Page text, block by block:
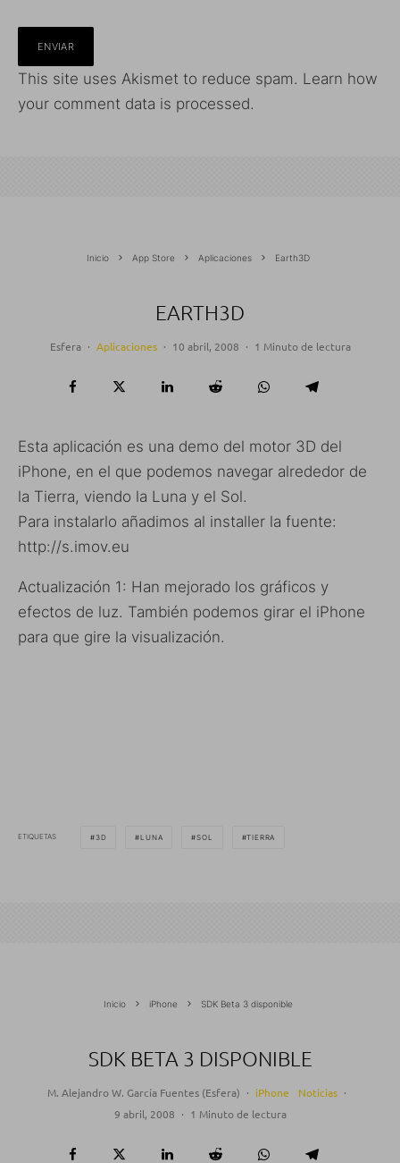
This site uses Akismet to reduce spam. Learn how
your comment data is processed.
Inicio App Store Aplicaciones Earth3D
EARTH3D
Esfera · Aplicaciones · 10 abril, 2008 · 1 Minuto de lectura
Esta aplicación es una demo del motor 3D del
iPhone, en el que podemos navegar alrededor de
la Tierra, viendo la Luna y el Sol.
Para instalarlo añadimos al installer la fuente:
http://s.imov.eu
Actualización 1: Han mejorado los gráficos y
efectos de luz. También podemos girar el iPhone
para que gire la visualización.
ETIQUETAS 3D LUNA SOL TIERRA
Inicio iPhone SDK Beta 3 disponible
SDK BETA 3 DISPONIBLE
M. Alejandro W. García Fuentes (Esfera) · iPhone Noticias ·
9 abril, 2008 · 1 Minuto de lectura